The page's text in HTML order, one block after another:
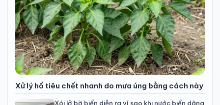
Xử lý hồ tiêu chết nhanh do mưa úng bằng cách này
Xói lở bờ biển diễn ra vì sao khi nước biển dâng